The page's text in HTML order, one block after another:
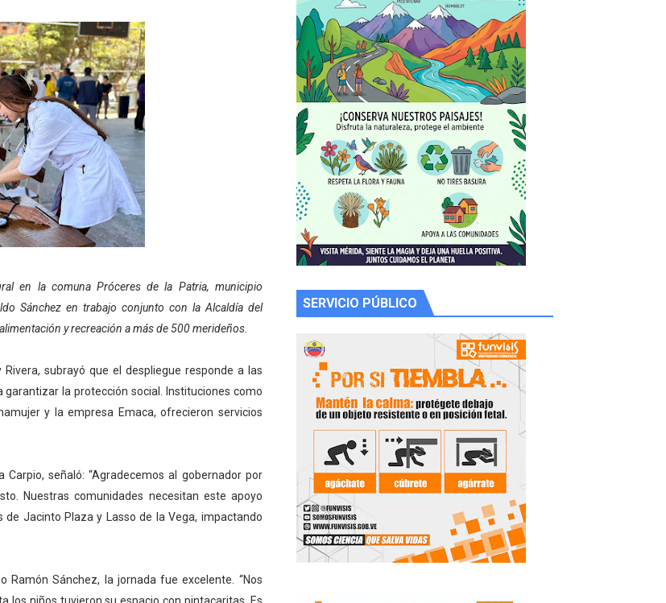
del hospital Sor Juana Inés
de tambora con Fundecem
en visita del Consejo Legislativo
Semana Internacional de la Lactancia Materna
productivo en Rangel
al curso de Emergencia Prehospitalaria
en proceso de ruralidad
en el sector La Montañita
Mundial de la Lactancia Materna
brinda recreación y cultura a niños del municipio Libertador
deportivos de Zea en una enriquecedora jornada vacacional
en Mérida con plan de actualización y atención territorial
para la instalación del detector Cherenkov de agua
en la comuna Próceres de la Patria, municipio
Sánchez en trabajo conjunto con la Alcaldía del
y recreación a más de 500 merideños.
subrayó que el despliegue responde a las
la protección social. Instituciones como
y la empresa Emaca, ofrecieron servicios
señaló: “Agradecemos al gobernador por
Nuestras comunidades necesitan este apoyo
Jacinto Plaza y Lasso de la Vega, impactando
Ramón Sánchez, la jornada fue excelente. “Nos
SERVICIO PÚBLICO